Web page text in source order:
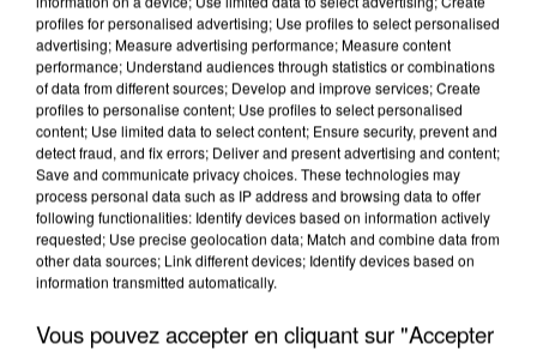
APRÈS TOUTES CES CANICULES, LES REFUGES
DE FAUNE SAUVAGE SONT...
profiles for personalised advertising; Use profiles to select personalised
advertising; Measure advertising performance; Measure content
performance; Understand audiences through statistics or combinations
of data from different sources; Develop and improve services; Create
profiles to personalise content; Use profiles to select personalised
content; Use limited data to select content; Ensure security, prevent and
detect fraud, and fix errors; Deliver and present advertising and content;
Save and communicate privacy choices. These technologies may
process personal data such as IP address and browsing data to offer
following functionalities: Identify devices based on information actively
requested; Use precise geolocation data; Match and combine data from
other data sources; Link different devices; Identify devices based on
information transmitted automatically.
Vous pouvez accepter en cliquant sur "Accepter